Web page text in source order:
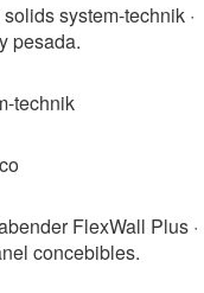
system-technik ·
pesada.
technik
FlexWall Plus ·
concebibles.